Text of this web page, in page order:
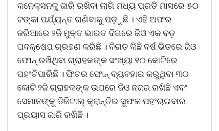
କନେକ୍ସନକୁ ଜାରି ରଖିବା ଲାଗି ମଧ୍ୟ ପ୍ରତି ମାସରେ ୫୦
ଟଙ୍କା ପର୍ଯ୍ୟନ୍ତ ଗଣିବାକୁ ପଡ଼ୁଛି । ଏହି ଅଫର
ଜରିଆରେ ୨ଜି ମୁକ୍ତ ଭାରତ ଦିଗରେ ଜିଓ ଏକ ବଡ଼
ପଦକ୍ଷେପ ଗ୍ରହଣ କରିଛି । ବିଗତ କିଛି ବର୍ଷ ଭିତରେ ଜିଓ
ଫୋନ୍ ରଖିଥିବା ଗ୍ରାହକଙ୍କ ସଂଖ୍ୟା ୧୦ କୋଟିରେ
ପହଂଚିପାରିଛି । ଫିଚର ଫୋନ୍ ବ୍ୟବହାର କରୁଥିବା ୩୦
କୋଟି ୨ଜି ଗ୍ରାହକଙ୍କ ଉପରେ ଜିଓ ନଜର ରଖିଛି ଏବଂ
ସେମାନଙ୍କୁ ଡିଜିଟାଲ୍ କ୍ରାନ୍ତିର ସୁଫଳ ପହଂଚାଇବାର
ପ୍ରୟାସ ଜାରି ରଖିଛି ।